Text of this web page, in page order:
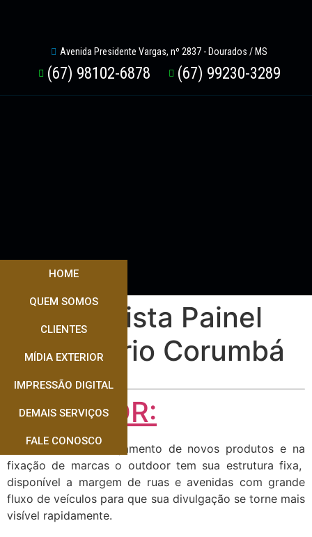
Avenida Presidente Vargas, nº 2837 - Dourados / MS
(67) 98102-6878 (67) 99230-3289
HOME
QUEM SOMOS
CLIENTES
MÍDIA EXTERIOR
IMPRESSÃO DIGITAL
DEMAIS SERVIÇOS
FALE CONOSCO
Especialista Painel
Rodoviário Corumbá
OUTDOOR:
Muito usado no lançamento de novos produtos e na
fixação de marcas o outdoor tem sua estrutura fixa,
disponível a margem de ruas e avenidas com grande
fluxo de veículos para que sua divulgação se torne mais
visível rapidamente.